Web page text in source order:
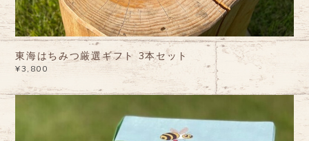
東海はちみつ厳選ギフト 3本セット
¥3,800